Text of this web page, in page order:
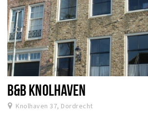
B&B KNOLHAVEN
Knolhaven 37, Dordrecht